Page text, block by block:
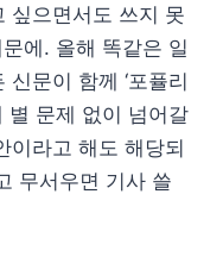
싶으면서도 쓰지 못
에. 올해 똑같은 일
문이 함께 ‘포퓰리
별 문제 없이 넘어갈
이라고 해도 해당되
무서우면 기사 쓸